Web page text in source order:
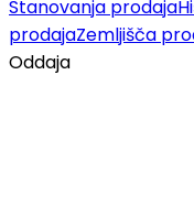
Stanovanja prodaja
prodajaZemljišča
Oddaja